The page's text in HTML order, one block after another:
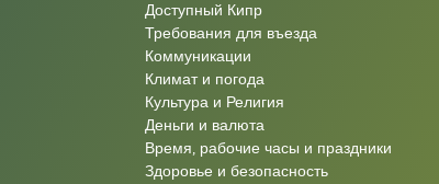
Доступный Кипр
Требования для въезда
Коммуникации
Климат и погода
Культура и Религия
Деньги и валюта
Время, рабочие часы и праздники
Здоровье и безопасность